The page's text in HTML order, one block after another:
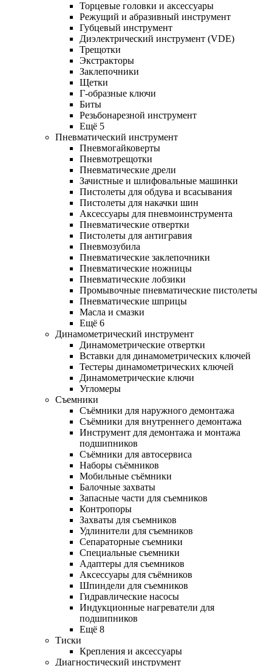
Торцевые головки и аксессуары
Режущий и абразивный инструмент
Губцевый инструмент
Диэлектрический инструмент (VDE)
Трещотки
Экстракторы
Заклепочники
Щетки
Г-образные ключи
Биты
Резьбонарезной инструмент
Ещё 5
Пневматический инструмент
Пневмогайковерты
Пневмотрещотки
Пневматические дрели
Зачистные и шлифовальные машинки
Пистолеты для обдува и всасывания
Пистолеты для накачки шин
Аксессуары для пневмоинструмента
Пневматические отвертки
Пистолеты для антигравия
Пневмозубила
Пневматические заклепочники
Пневматические ножницы
Пневматические лобзики
Промывочные пневматические пистолеты
Пневматические шприцы
Масла и смазки
Ещё 6
Динамометрический инструмент
Динамометрические отвертки
Вставки для динамометрических ключей
Тестеры динамометрических ключей
Динамометрические ключи
Угломеры
Съемники
Съёмники для наружного демонтажа
Съёмники для внутреннего демонтажа
Инструмент для демонтажа и монтажа
подшипников
Съёмники для автосервиса
Наборы съёмников
Мобильные съёмники
Балочные захваты
Запасные части для съемников
Контропоры
Захваты для съемников
Удлинители для съемников
Сепараторные съемники
Специальные съемники
Адаптеры для съемников
Аксессуары для съёмников
Шпиндели для съемников
Гидравлические насосы
Индукционные нагреватели для
подшипников
Ещё 8
Тиски
Крепления и аксессуары
Диагностический инструмент